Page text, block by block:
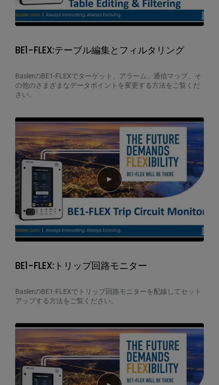
BE1-FLEX:テーブル編集とフィルタリング
BaslerのBE1-FLEXでターゲット、アラーム、通信マップ、そ
の他のさまざまなデータポイントを変更する方法をご覧くだ
さい。
Play video
BE1-FLEX:トリップ回路モニター
BaslerのBE1-FLEXでトリップ回路モニターを配線してセット
アップする方法をご覧ください。